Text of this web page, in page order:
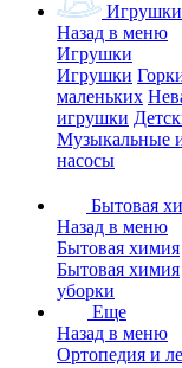
Игрушки
Назад в меню
Игрушки
Игрушки
маленьких
игрушки
Музыкальные
насосы
Бытовая
Назад в меню
Бытовая химия
Бытовая химия
уборки
Еще
Назад в меню
Ортопедия и